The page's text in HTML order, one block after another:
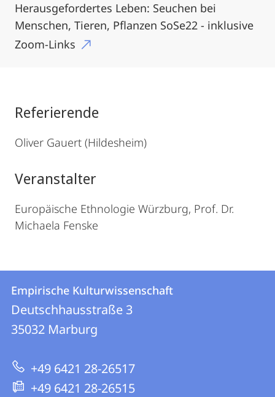
Herausgefordertes Leben: Seuchen bei
Menschen, Tieren, Pflanzen SoSe22 - inklusive
Zoom-Links
Referierende
Oliver Gauert (Hildesheim)
Veranstalter
Europäische Ethnologie Würzburg, Prof. Dr.
Michaela Fenske
Kontakt
und
Informationen
zur
Website
Kontaktinformationen
Empirische
Kulturwissenschaft
Empirische Kulturwissenschaft
Deutschhausstraße 3
35032 Marburg
+49 6421 28-26517
+49 6421 28-26515